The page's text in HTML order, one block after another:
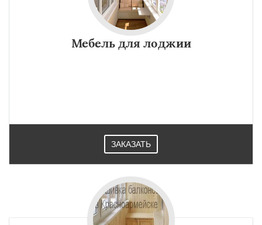
Мебель для лоджии
ЗАКАЗАТЬ